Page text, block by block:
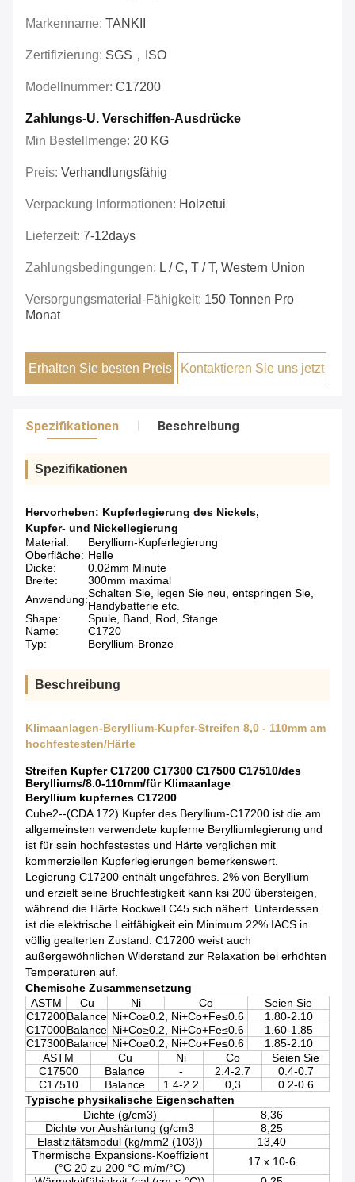
Markenname: TANKII
Zertifizierung: SGS，ISO
Modellnummer: C17200
Zahlungs-U. Verschiffen-Ausdrücke
Min Bestellmenge: 20 KG
Preis: Verhandlungsfähig
Verpackung Informationen: Holzetui
Lieferzeit: 7-12days
Zahlungsbedingungen: L / C, T / T, Western Union
Versorgungsmaterial-Fähigkeit: 150 Tonnen Pro
Monat
Erhalten Sie besten Preis Kontaktieren Sie uns jetzt
Spezifikationen Beschreibung
Spezifikationen
Hervorheben: Kupferlegierung des Nickels,
Kupfer- und Nickellegierung
Material:
Beryllium-Kupferlegierung
Oberfläche: Helle
Dicke:
0.02mm Minute
Breite:
300mm maximal
Anwendung:Schalten Sie, legen Sie neu, entspringen Sie,
Handybatterie etc.
Shape:
Spule, Band, Rod, Stange
Name:
C1720
Typ:
Beryllium-Bronze
Beschreibung
Klimaanlagen-Beryllium-Kupfer-Streifen 8,0 - 110mm am
hochfestesten/Härte
Streifen Kupfer C17200 C17300 C17500 C17510/des
Berylliums/8.0-110mm/für Klimaanlage
Beryllium kupfernes C17200
Cube2--(CDA 172) Kupfer des Beryllium-C17200 ist die am
allgemeinsten verwendete kupferne Berylliumlegierung und
ist für sein hochfestestes und Härte verglichen mit
kommerziellen Kupferlegierungen bemerkenswert.
Legierung C17200 enthält ungefähres. 2% von Beryllium
und erzielt seine Bruchfestigkeit kann ksi 200 übersteigen,
während die Härte Rockwell C45 sich nähert. Unterdessen
ist die elektrische Leitfähigkeit ein Minimum 22% IACS in
völlig gealterten Zustand. C17200 weist auch
außergewöhnlichen Widerstand zur Relaxation bei erhöhten
Temperaturen auf.
Chemische Zusammensetzung
ASTM
Cu Ni Co
Seien Sie
C17200Balance Ni+Co≥0.2, Ni+Co+Fe≤0.6
1.80-2.10
C17000Balance Ni+Co≥0.2, Ni+Co+Fe≤0.6
1.60-1.85
C17300Balance Ni+Co≥0.2, Ni+Co+Fe≤0.6
1.85-2.10
ASTM
Cu Ni Co
Seien Sie
C17500
Balance - 2.4-2.7
0.4-0.7
C17510
Balance 1.4-2.2 0,3
0.2-0.6
Typische physikalische Eigenschaften
Dichte (g/cm3)
8,36
Dichte vor Aushärtung (g/cm3
8,25
Elastizitätsmodul (kg/mm2 (103))
13,40
Thermische Expansions-Koeffizient
(°C 20 zu 200 °C m/m/°C)
17 x 10-6